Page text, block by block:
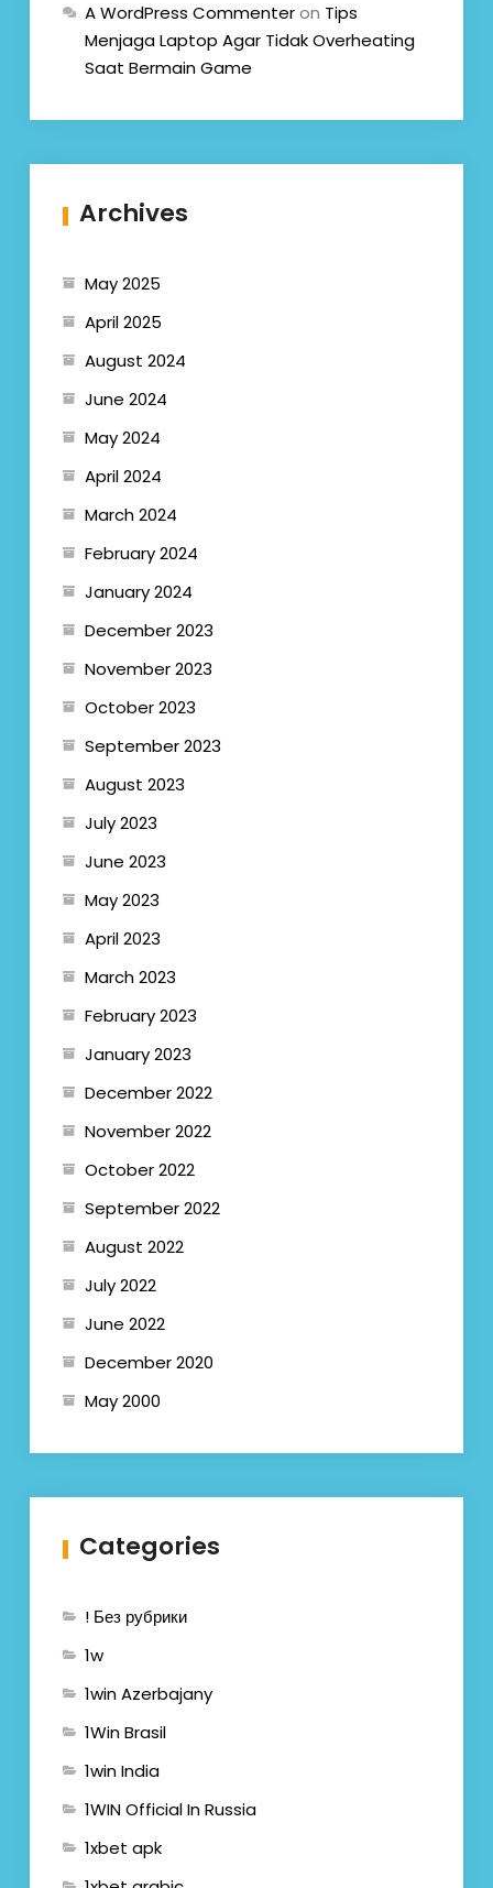
A WordPress Commenteron Tips
Menjaga Laptop Agar Tidak Overheating
Saat Bermain Game
Archives
May 2025
April 2025
August 2024
June 2024
May 2024
April 2024
March 2024
February 2024
January 2024
December 2023
November 2023
October 2023
September 2023
August 2023
July 2023
June 2023
May 2023
April 2023
March 2023
February 2023
January 2023
December 2022
November 2022
October 2022
September 2022
August 2022
July 2022
June 2022
December 2020
May 2000
Categories
! Без рубрики
1w
1win Azerbajany
1Win Brasil
1win India
1WIN Official In Russia
1xbet apk